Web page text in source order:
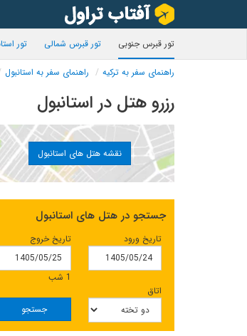
تور قبرس جنوبی تور قبرس شمالی تور
راهنمای سفر به ترکیه راهنمای سفر به استانبول
رزرو هتل در استانبول
نقشه هتل های استانبول
جستجو در هتل های استانبول
تاریخ ورود تاریخ خروج
1 شب
اتاق
جستجو